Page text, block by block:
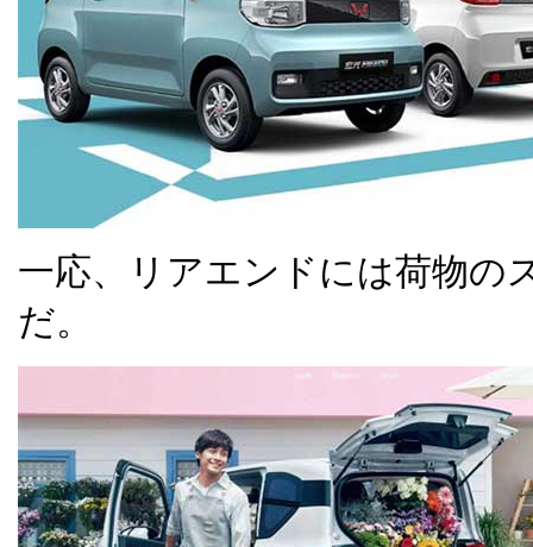
一応、リアエンドには荷物の
だ。